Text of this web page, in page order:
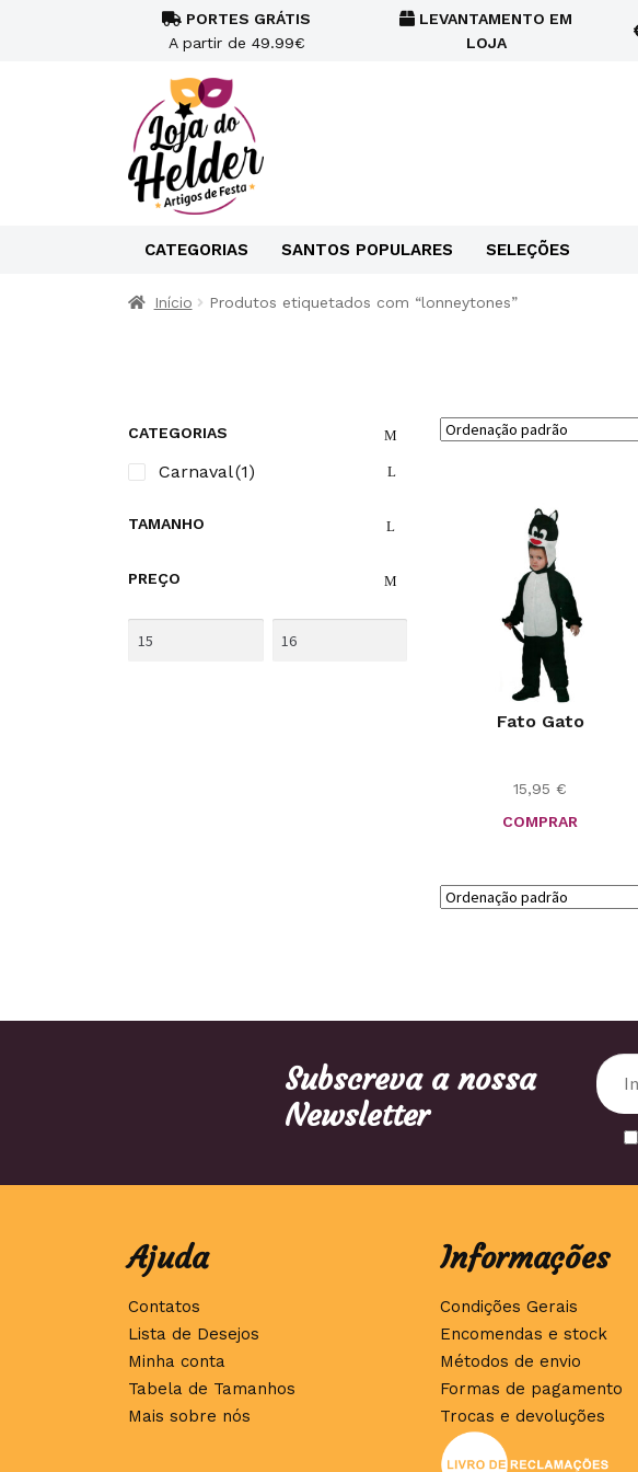
PORTES GRÁTIS
A partir de 49.99€
LEVANTAMENTO EM
LOJA
CATEGORIAS SANTOS POPULARES SELEÇÕES
Início Produtos etiquetados com “lonneytones”
CATEGORIAS
Carnaval(1)
TAMANHO
PREÇO
Fato Gato
15,95€
COMPRAR
Subscreva a nossa
Newsletter
Ajuda
Contatos
Lista de Desejos
Minha conta
Tabela de Tamanhos
Mais sobre nós
Informações
Condições Gerais
Encomendas e stock
Métodos de envio
Formas de pagamento
Trocas e devoluções